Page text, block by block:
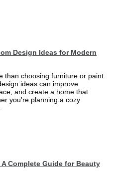
Design Ideas for Modern
than choosing furniture or paint
ideas can improve
and create a home that
you're planning a cozy
Complete Guide for Beauty